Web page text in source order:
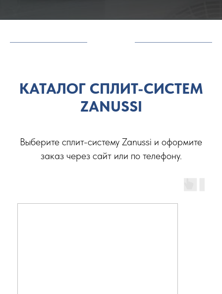
КАТАЛОГ СПЛИТ-СИСТЕМ
ZANUSSI
Выберите сплит-систему Zanussi и оформите
заказ через сайт или по телефону.